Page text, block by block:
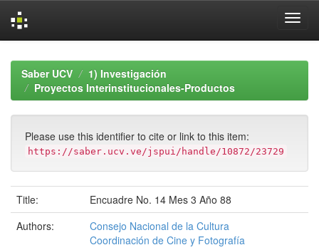
navigationSaber UCV
1) Investigación
Proyectos Interinstitucionales-Productos
Please use this identifier to cite or link to this item:
https://saber.ucv.ve/jspui/handle/10872/23729
Title:
Encuadre No. 14 Mes 3 Año 88
Authors:
Consejo Nacional de la Cultura
Coordinación de Cine y Fotografía